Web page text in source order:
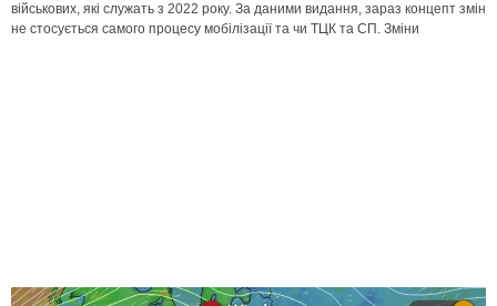
військових, які служать з 2022 року. За даними видання, зараз концепт змін
не стосується самого процесу мобілізації та чи ТЦК та СП. Зміни